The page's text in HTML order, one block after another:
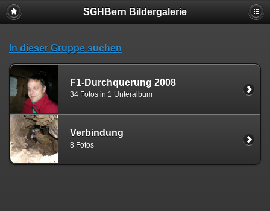
SGHBern Bildergalerie
In dieser Gruppe suchen
F1-Durchquerung 2008
34 Fotos in 1 Unteralbum
Verbindung
8 Fotos